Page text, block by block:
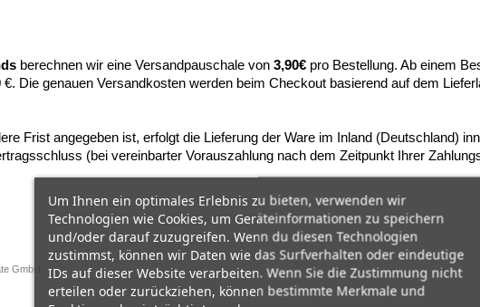
berechnen wir eine Versandpauschale von 3,90€ pro Bestellung. Ab einem
Die genauen Versandkosten werden beim Checkout basierend auf dem
Frist angegeben ist, erfolgt die Lieferung der Ware im Inland (Deutschland)
(bei vereinbarter Vorauszahlung nach dem Zeitpunkt Ihrer
GmbH
Um Ihnen ein optimales Erlebnis zu bieten, verwenden wir
Technologien wie Cookies, um Geräteinformationen zu speichern
und/oder darauf zuzugreifen. Wenn du diesen Technologien
zustimmst, können wir Daten wie das Surfverhalten oder eindeutige
IDs auf dieser Website verarbeiten. Wenn Sie die Zustimmung nicht
erteilen oder zurückziehen, können bestimmte Merkmale und